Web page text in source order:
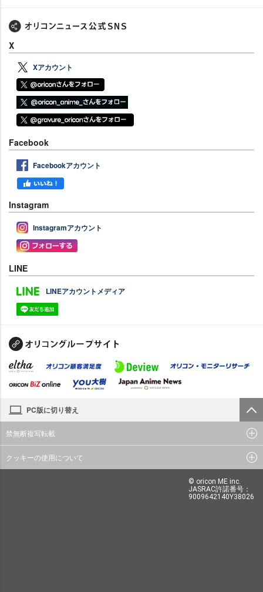
X
Xアカウント
Facebook
Facebookアカウント
Instagram
Instagramアカウント
LINE
LINEアカウントメディア
PC版に切り替え
禁無断複写転載
クッキーの使用について
© oricon ME inc.
JASRAC許諾番号：
9009642140Y38026